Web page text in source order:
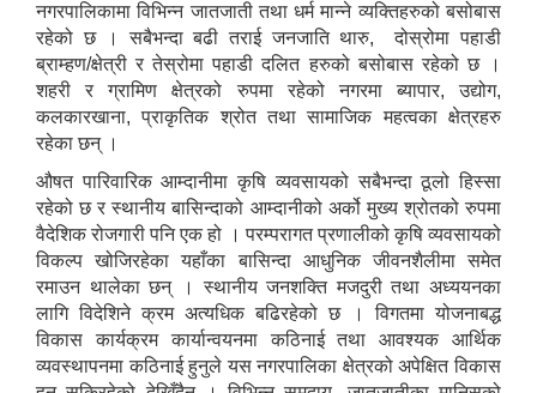
नगरपालिकामा विभिन्न जातजाती तथा धर्म मान्ने व्यक्तिहरुको बसोबास
रहेको छ । सबैभन्दा बढी तराई जनजाति थारु, दोस्रोमा पहाडी
ब्राम्हण/क्षेत्री र तेस्रोमा पहाडी दलित हरुको बसोबास रहेको छ ।
शहरी र ग्रामिण क्षेत्रको रुपमा रहेको नगरमा ब्यापार, उद्योग,
कलकारखाना, प्राकृतिक श्रोत तथा सामाजिक महत्वका क्षेत्रहरु
रहेका छन् ।
औषत पारिवारिक आम्दानीमा कृषि व्यवसायको सबैभन्दा ठूलो हिस्सा
रहेको छ र स्थानीय बासिन्दाको आम्दानीको अर्को मुख्य श्रोतको रुपमा
वैदेशिक रोजगारी पनि एक हो । परम्परागत प्रणालीको कृषि व्यवसायको
विकल्प खोजिरहेका यहाँका बासिन्दा आधुनिक जीवनशैलीमा समेत
रमाउन थालेका छन् । स्थानीय जनशक्ति मजदुरी तथा अध्ययनका
लागि विदेशिने क्रम अत्यधिक बढिरहेको छ । विगतमा योजनाबद्ध
विकास कार्यक्रम कार्यान्वयनमा कठिनाई तथा आवश्यक आर्थिक
व्यवस्थापनमा कठिनाई हुनुले यस नगरपालिका क्षेत्रको अपेक्षित विकास